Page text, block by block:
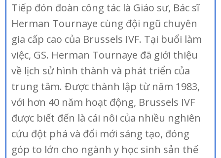
Tiếp đón đoàn công tác là Giáo sư, Bác sĩ
Herman Tournaye cùng đội ngũ chuyên
gia cấp cao của Brussels IVF. Tại buổi làm
việc, GS. Herman Tournaye đã giới thiệu
về lịch sử hình thành và phát triển của
trung tâm. Được thành lập từ năm 1983,
với hơn 40 năm hoạt động, Brussels IVF
được biết đến là cái nôi của nhiều nghiên
cứu đột phá và đổi mới sáng tạo, đóng
góp to lớn cho ngành y học sinh sản thế